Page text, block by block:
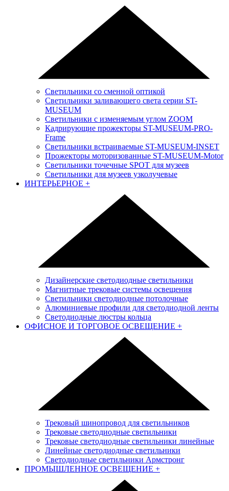
Светильники со сменной оптикой
Светильники заливающего света серии ST-
MUSEUM
Светильники с изменяемым углом ZOOM
Кадрирующие прожекторы ST-MUSEUM-PRO-
Frame
Светильники встраиваемые ST-MUSEUM-INSET
Прожекторы моторизованные ST-MUSEUM-Motor
Светильники точечные SPOT для музеев
Светильники для музеев узколучевые
ИНТЕРЬЕРНОЕ +
Дизайнерские светодиодные светильники
Магнитные трековые системы освещения
Светильники светодиодные потолочные
Алюминиевые профили для светодиодной ленты
Светодиодные люстры кольца
ОФИСНОЕ И ТОРГОВОЕ ОСВЕЩЕНИЕ +
Трековый шинопровод для светильников
Трековые светодиодные светильники
Трековые светодиодные светильники линейные
Линейные светодиодные светильники
Светодиодные светильники Армстронг
ПРОМЫШЛЕННОЕ ОСВЕЩЕНИЕ +